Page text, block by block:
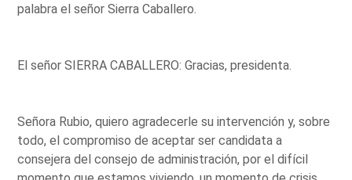
palabra el señor Sierra Caballero.
El señor SIERRA CABALLERO: Gracias, presidenta.
Señora Rubio, quiero agradecerle su intervención y, sobre
todo, el compromiso de aceptar ser candidata a
consejera del consejo de administración, por el difícil